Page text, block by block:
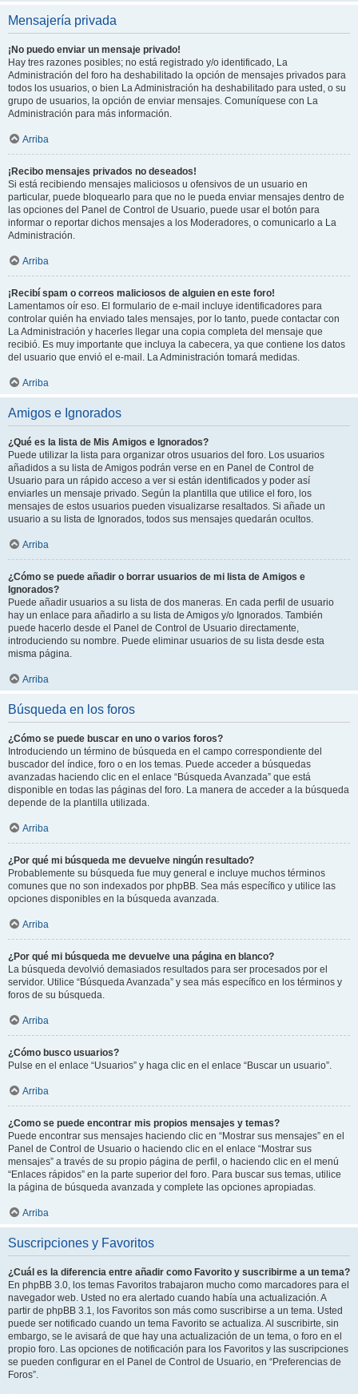
Mensajería privada
¡No puedo enviar un mensaje privado!
Hay tres razones posibles; no está registrado y/o identificado, La
Administración del foro ha deshabilitado la opción de mensajes privados para
todos los usuarios, o bien La Administración ha deshabilitado para usted, o su
grupo de usuarios, la opción de enviar mensajes. Comuníquese con La
Administración para más información.
Arriba
¡Recibo mensajes privados no deseados!
Si está recibiendo mensajes maliciosos u ofensivos de un usuario en
particular, puede bloquearlo para que no le pueda enviar mensajes dentro de
las opciones del Panel de Control de Usuario, puede usar el botón para
informar o reportar dichos mensajes a los Moderadores, o comunicarlo a La
Administración.
Arriba
¡Recibí spam o correos maliciosos de alguien en este foro!
Lamentamos oír eso. El formulario de e-mail incluye identificadores para
controlar quién ha enviado tales mensajes, por lo tanto, puede contactar con
La Administración y hacerles llegar una copia completa del mensaje que
recibió. Es muy importante que incluya la cabecera, ya que contiene los datos
del usuario que envió el e-mail. La Administración tomará medidas.
Arriba
Amigos e Ignorados
¿Qué es la lista de Mis Amigos e Ignorados?
Puede utilizar la lista para organizar otros usuarios del foro. Los usuarios
añadidos a su lista de Amigos podrán verse en en Panel de Control de
Usuario para un rápido acceso a ver si están identificados y poder así
enviarles un mensaje privado. Según la plantilla que utilice el foro, los
mensajes de estos usuarios pueden visualizarse resaltados. Si añade un
usuario a su lista de Ignorados, todos sus mensajes quedarán ocultos.
Arriba
¿Cómo se puede añadir o borrar usuarios de mi lista de Amigos e
Ignorados?
Puede añadir usuarios a su lista de dos maneras. En cada perfil de usuario
hay un enlace para añadirlo a su lista de Amigos y/o Ignorados. También
puede hacerlo desde el Panel de Control de Usuario directamente,
introduciendo su nombre. Puede eliminar usuarios de su lista desde esta
misma página.
Arriba
Búsqueda en los foros
¿Cómo se puede buscar en uno o varios foros?
Introduciendo un término de búsqueda en el campo correspondiente del
buscador del índice, foro o en los temas. Puede acceder a búsquedas
avanzadas haciendo clic en el enlace “Búsqueda Avanzada” que está
disponible en todas las páginas del foro. La manera de acceder a la búsqueda
depende de la plantilla utilizada.
Arriba
¿Por qué mi búsqueda me devuelve ningún resultado?
Probablemente su búsqueda fue muy general e incluye muchos términos
comunes que no son indexados por phpBB. Sea más específico y utilice las
opciones disponibles en la búsqueda avanzada.
Arriba
¿Por qué mi búsqueda me devuelve una página en blanco?
La búsqueda devolvió demasiados resultados para ser procesados por el
servidor. Utilice “Búsqueda Avanzada” y sea más específico en los términos y
foros de su búsqueda.
Arriba
¿Cómo busco usuarios?
Pulse en el enlace “Usuarios” y haga clic en el enlace “Buscar un usuario”.
Arriba
¿Como se puede encontrar mis propios mensajes y temas?
Puede encontrar sus mensajes haciendo clic en “Mostrar sus mensajes” en el
Panel de Control de Usuario o haciendo clic en el enlace “Mostrar sus
mensajes” a través de su propio página de perfil, o haciendo clic en el menú
“Enlaces rápidos” en la parte superior del foro. Para buscar sus temas, utilice
la página de búsqueda avanzada y complete las opciones apropiadas.
Arriba
Suscripciones y Favoritos
¿Cuál es la diferencia entre añadir como Favorito y suscribirme a un tema?
En phpBB 3.0, los temas Favoritos trabajaron mucho como marcadores para el
navegador web. Usted no era alertado cuando había una actualización. A
partir de phpBB 3.1, los Favoritos son más como suscribirse a un tema. Usted
puede ser notificado cuando un tema Favorito se actualiza. Al suscribirte, sin
embargo, se le avisará de que hay una actualización de un tema, o foro en el
propio foro. Las opciones de notificación para los Favoritos y las suscripciones
se pueden configurar en el Panel de Control de Usuario, en “Preferencias de
Foros”.